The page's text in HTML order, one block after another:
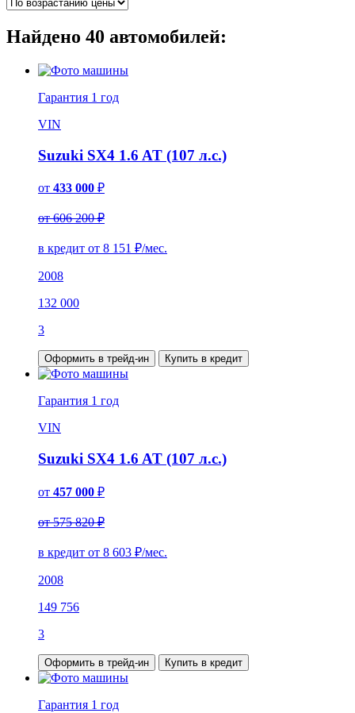
Найдено 40 автомобилей:
Гарантия 1 год
VIN
Suzuki SX4 1.6 AT (107 л.с.)
от 433 000 ₽
от 606 200 ₽
в кредит от 8 151 ₽/мес.
2008
132 000
3
Оформить в трейд-ин Купить в кредит
Гарантия 1 год
VIN
Suzuki SX4 1.6 AT (107 л.с.)
от 457 000 ₽
от 575 820 ₽
в кредит от 8 603 ₽/мес.
2008
149 756
3
Оформить в трейд-ин Купить в кредит
Гарантия 1 год